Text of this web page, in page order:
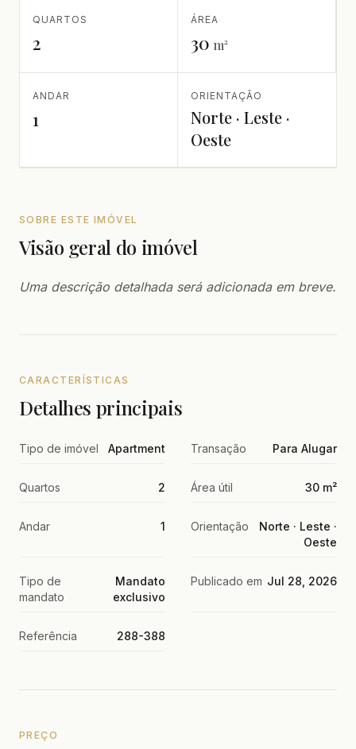
QUARTOS
2
ÁREA
30 m²
ANDAR
1
ORIENTAÇÃO
Norte · Leste ·
Oeste
SOBRE ESTE IMÓVEL
Visão geral do imóvel
Uma descrição detalhada será adicionada em breve.
CARACTERÍSTICAS
Detalhes principais
Tipo de imóvel Apartment Transação Para Alugar
Quartos 2 Área útil 30 m²
Andar 1 Orientação
Norte · Leste ·
Oeste
Tipo de
mandato
Mandato
exclusivo
Publicado em Jul 28, 2026
Referência 288-388
PREÇO